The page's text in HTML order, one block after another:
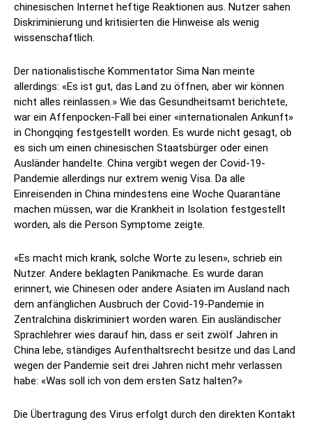
chinesischen Internet heftige Reaktionen aus. Nutzer sahen
Diskriminierung und kritisierten die Hinweise als wenig
wissenschaftlich.
Der nationalistische Kommentator Sima Nan meinte
allerdings: «Es ist gut, das Land zu öffnen, aber wir können
nicht alles reinlassen.» Wie das Gesundheitsamt berichtete,
war ein Affenpocken-Fall bei einer «internationalen Ankunft»
in Chongqing festgestellt worden. Es wurde nicht gesagt, ob
es sich um einen chinesischen Staatsbürger oder einen
Ausländer handelte. China vergibt wegen der Covid-19-
Pandemie allerdings nur extrem wenig Visa. Da alle
Einreisenden in China mindestens eine Woche Quarantäne
machen müssen, war die Krankheit in Isolation festgestellt
worden, als die Person Symptome zeigte.
«Es macht mich krank, solche Worte zu lesen», schrieb ein
Nutzer. Andere beklagten Panikmache. Es wurde daran
erinnert, wie Chinesen oder andere Asiaten im Ausland nach
dem anfänglichen Ausbruch der Covid-19-Pandemie in
Zentralchina diskriminiert worden waren. Ein ausländischer
Sprachlehrer wies darauf hin, dass er seit zwölf Jahren in
China lebe, ständiges Aufenthaltsrecht besitze und das Land
wegen der Pandemie seit drei Jahren nicht mehr verlassen
habe: «Was soll ich von dem ersten Satz halten?»
Die Übertragung des Virus erfolgt durch den direkten Kontakt